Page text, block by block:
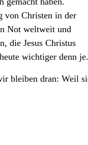
von Christen in der
Not weltweit und
die Jesus Christus
wichtiger denn je.
bleiben dran: Weil